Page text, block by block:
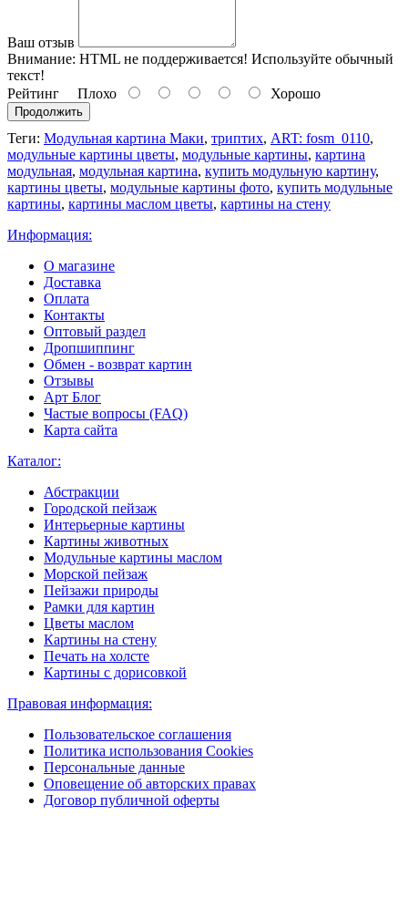
Ваш отзыв
Внимание: HTML не поддерживается! Используйте обычный
текст!
Рейтинг Плохо Хорошо
Продолжить
Теги: Модульная картина Маки, триптих, ART: fosm_0110,
модульные картины цветы, модульные картины, картина
модульная, модульная картина, купить модульную картину,
картины цветы, модульные картины фото, купить модульные
картины, картины маслом цветы, картины на стену
Информация:
О магазине
Доставка
Оплата
Контакты
Оптовый раздел
Дропшиппинг
Обмен - возврат картин
Отзывы
Арт Блог
Частые вопросы (FAQ)
Карта сайта
Каталог:
Абстракции
Городской пейзаж
Интерьерные картины
Картины животных
Модульные картины маслом
Морской пейзаж
Пейзажи природы
Рамки для картин
Цветы маслом
Картины на стену
Печать на холсте
Картины с дорисовкой
Правовая информация:
Пользовательское соглашения
Политика использования Cookies
Персональные данные
Оповещение об авторских правах
Договор публичной оферты